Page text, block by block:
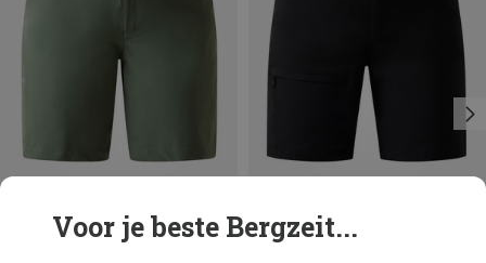
Je bespaart 53% Je bespaart 26%
Voor je beste Bergzeit...